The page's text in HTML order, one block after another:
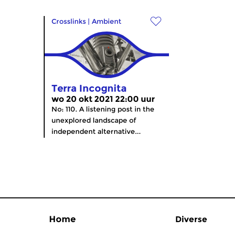
Crosslinks | Ambient
Terra Incognita
wo 20 okt 2021 22:00 uur
No: 110. A listening post in the
unexplored landscape of
independent alternative...
Home
Diverse